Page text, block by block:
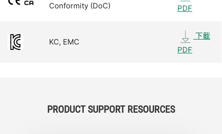
Conformity (DoC)
PDF
KC, EMC
下載
PDF
PRODUCT SUPPORT RESOURCES